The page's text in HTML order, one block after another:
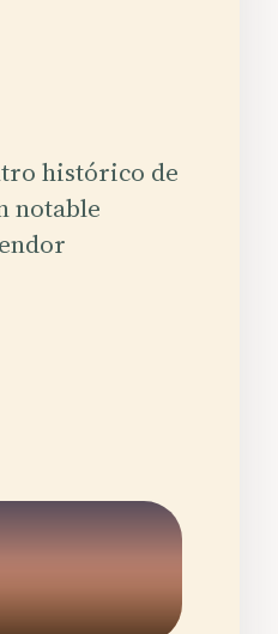
histórico de
notable